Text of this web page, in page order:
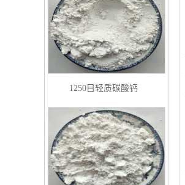
1250目轻质碳酸钙